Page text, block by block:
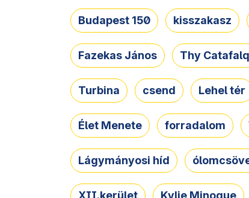
Budapest 150 kisszakasz
Fazekas János Thy
Turbina csend Lehel tér
Élet Menete forradalom
Lágymányosi híd
XII.kerület Kylie Minogue